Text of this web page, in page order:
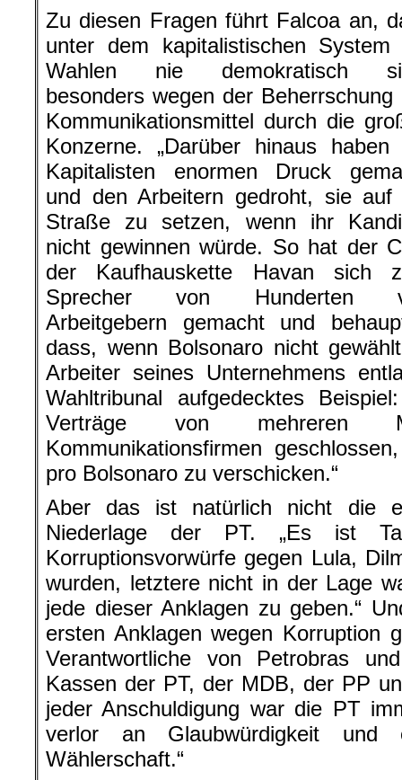
Zu diesen Fragen führt Falcoa an,
unter dem kapitalistischen System
Wahlen nie demokratisch
besonders wegen der Beherrschung
Kommunikationsmittel durch die
Konzerne. „Darüber hinaus haben
Kapitalisten enormen Druck
und den Arbeitern gedroht, sie auf
Straße zu setzen, wenn ihr
nicht gewinnen würde. So hat der
der Kaufhauskette Havan sich
Sprecher von Hunderten
Arbeitgebern gemacht und
dass, wenn Bolsonaro nicht
Arbeiter seines Unternehmens
Wahltribunal aufgedecktes
Verträge von mehreren
Kommunikationsfirmen
pro Bolsonaro zu verschicken.“
Aber das ist natürlich nicht die
Niederlage der PT. „Es ist
Korruptionsvorwürfe gegen Lula,
wurden, letztere nicht in der Lage
jede dieser Anklagen zu geben.“
ersten Anklagen wegen Korruption
Verantwortliche von Petrobras
Kassen der PT, der MDB, der PP
jeder Anschuldigung war die PT
verlor an Glaubwürdigkeit
Wählerschaft.“